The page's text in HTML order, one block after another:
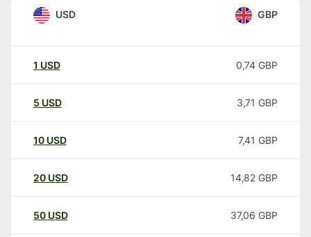
USD GBP
1 USD 0,74 GBP
5 USD 3,71 GBP
10 USD 7,41 GBP
20 USD 14,82 GBP
50 USD 37,06 GBP